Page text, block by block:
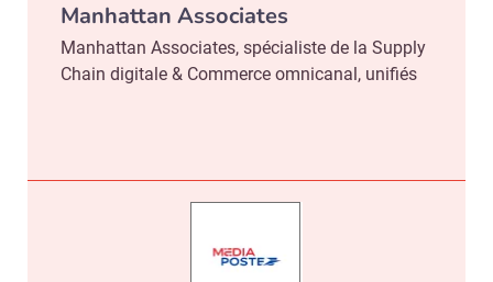
Manhattan Associates
Manhattan Associates, spécialiste de la Supply
Chain digitale & Commerce omnicanal, unifiés